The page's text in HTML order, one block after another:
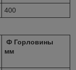
400
Ф Горловины
мм